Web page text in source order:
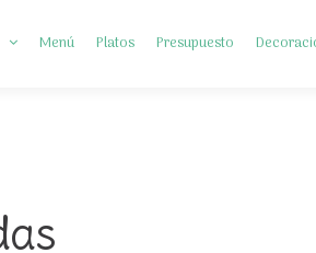
Menú Platos Presupuesto